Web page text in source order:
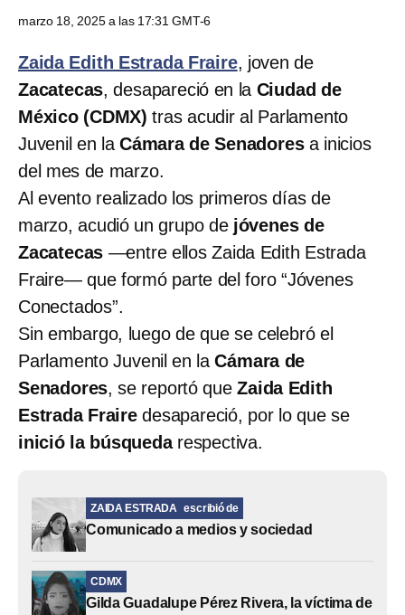
marzo 18, 2025 a las 17:31 GMT-6
Zaida Edith Estrada Fraire, joven de
Zacatecas, desapareció en la Ciudad de
México (CDMX) tras acudir al Parlamento
Juvenil en laCámara de Senadores a inicios
del mes de marzo.
Al evento realizado los primeros días de
marzo, acudió un grupo de jóvenes de
Zacatecas —entre ellos Zaida Edith Estrada
Fraire— que formó parte del foro “Jóvenes
Conectados”.
Sin embargo, luego de que se celebró el
Parlamento Juvenil en laCámara de
Senadores, se reportó queZaida Edith
Estrada Frairedesapareció, por lo que se
inició la búsquedarespectiva.
ZAIDA ESTRADA escribió de
Comunicado a medios y sociedad
CDMX
Gilda Guadalupe Pérez Rivera, la víctima de